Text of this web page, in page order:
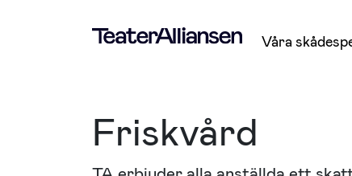
Våra
Friskvård